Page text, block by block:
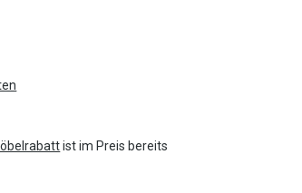
ist im Preis bereits